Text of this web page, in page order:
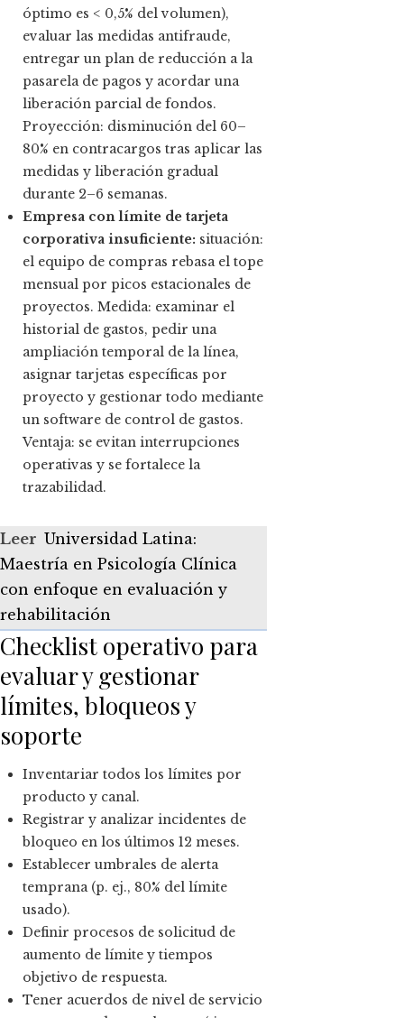
óptimo es < 0,5% del volumen),
evaluar las medidas antifraude,
entregar un plan de reducción a la
pasarela de pagos y acordar una
liberación parcial de fondos.
Proyección: disminución del 60–
80% en contracargos tras aplicar las
medidas y liberación gradual
durante 2–6 semanas.
Empresa con límite de tarjeta
corporativa insuficiente: situación:
el equipo de compras rebasa el tope
mensual por picos estacionales de
proyectos. Medida: examinar el
historial de gastos, pedir una
ampliación temporal de la línea,
asignar tarjetas específicas por
proyecto y gestionar todo mediante
un software de control de gastos.
Ventaja: se evitan interrupciones
operativas y se fortalece la
trazabilidad.
Leer Universidad Latina:
Maestría en Psicología Clínica
con enfoque en evaluación y
rehabilitación
Checklist operativo para
evaluar y gestionar
límites, bloqueos y
soporte
Inventariar todos los límites por
producto y canal.
Registrar y analizar incidentes de
bloqueo en los últimos 12 meses.
Establecer umbrales de alerta
temprana (p. ej., 80% del límite
usado).
Definir procesos de solicitud de
aumento de límite y tiempos
objetivo de respuesta.
Tener acuerdos de nivel de servicio